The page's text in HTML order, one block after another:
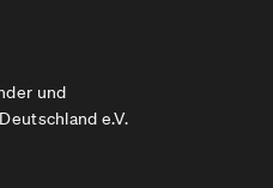
und
e.V.